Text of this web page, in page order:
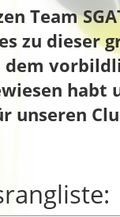
Team
zu dieser
dem
habt
unseren